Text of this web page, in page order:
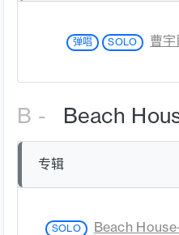
弹唱 SOLO 曹
B - Beach
专辑
SOLO Beach